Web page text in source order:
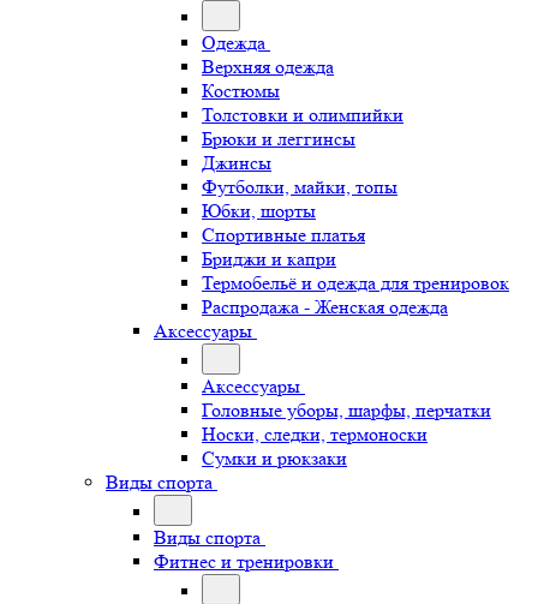
Одежда
Верхняя одежда
Костюмы
Толстовки и олимпийки
Брюки и леггинсы
Джинсы
Футболки, майки, топы
Юбки, шорты
Спортивные платья
Бриджи и капри
Термобельё и одежда для тренировок
Распродажа - Женская одежда
Аксессуары
Аксессуары
Головные уборы, шарфы, перчатки
Носки, следки, термоноски
Сумки и рюкзаки
Виды спорта
Виды спорта
Фитнес и тренировки